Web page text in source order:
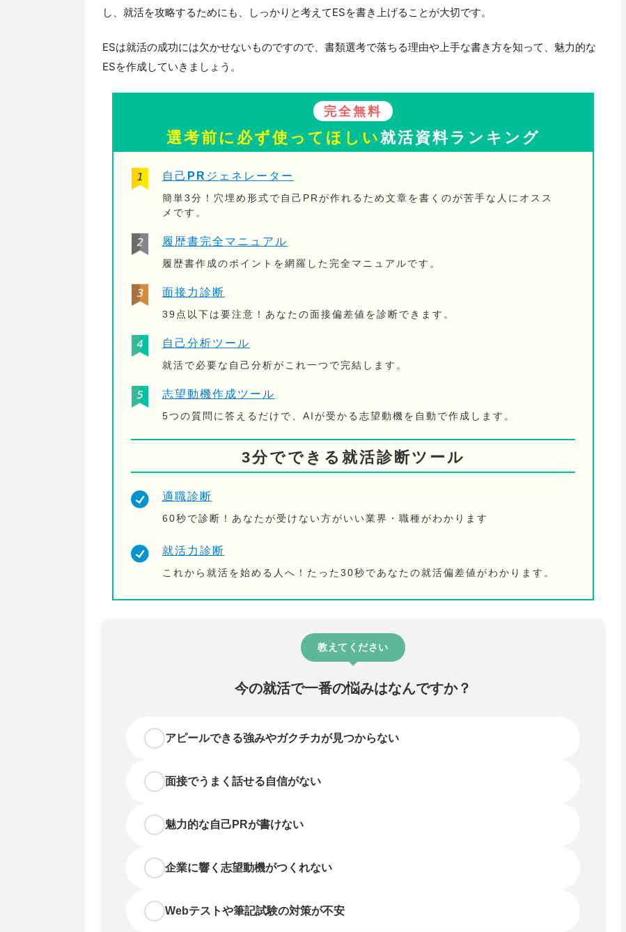
し、就活を攻略するためにも、しっかりと考えてESを書き上げることが大切です。
ESは就活の成功には欠かせないものですので、書類選考で落ちる理由や上手な書き方を知って、魅力的な
ESを作成していきましょう。
完全無料
選考前に必ず使ってほしい就活資料ランキング
自己PRジェネレーター
簡単3分！穴埋め形式で自己PRが作れるため文章を書くのが苦手な人にオスス
メです。
履歴書完全マニュアル
履歴書作成のポイントを網羅した完全マニュアルです。
面接力診断
39点以下は要注意！あなたの面接偏差値を診断できます。
自己分析ツール
就活で必要な自己分析がこれ一つで完結します。
志望動機作成ツール
5つの質問に答えるだけで、AIが受かる志望動機を自動で作成します。
3分でできる就活診断ツール
適職診断
60秒で診断！あなたが受けない方がいい業界・職種がわかります
就活力診断
これから就活を始める人へ！たった30秒であなたの就活偏差値がわかります。